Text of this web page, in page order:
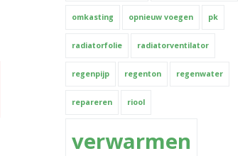
omkasting opnieuw voegen pk
radiatorfolie radiatorventilator
regenpijp regenton regenwater
repareren riool
verwarmen